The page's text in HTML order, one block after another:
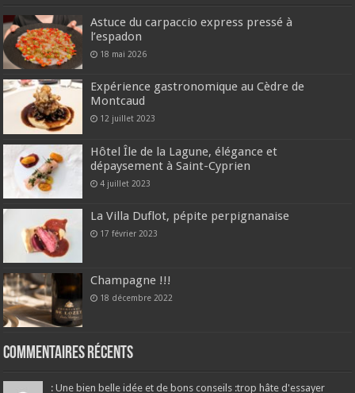
Astuce du carpaccio express pressé à
l’espadon
18 mai 2026
Expérience gastronomique au Cèdre de
Montcaud
12 juillet 2023
Hôtel Île de la Lagune, élégance et
dépaysement à Saint-Cyprien
4 juillet 2023
La Villa Duflot, pépite perpignanaise
17 février 2023
Champagne !!!
18 décembre 2022
Commentaires récents
: Une bien belle idée et de bons conseils :trop hâte d'essayer